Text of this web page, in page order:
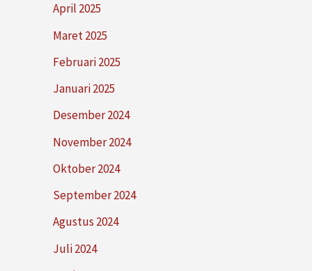
April 2025
Maret 2025
Februari 2025
Januari 2025
Desember 2024
November 2024
Oktober 2024
September 2024
Agustus 2024
Juli 2024